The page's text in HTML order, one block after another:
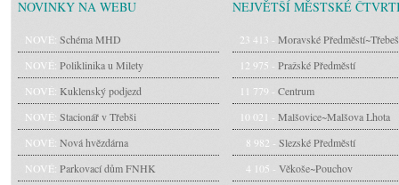
NOVINKY NA WEBU
NOVÉ: Schéma MHD
NOVÉ: Poliklinika u Milety
NOVÉ: Kuklenský podjezd
NOVÉ: Stacionář v Třebši
NOVÉ: Nová hvězdárna
NOVÉ: Parkovací dům FNHK
NEJVĚTŠÍ MĚSTSKÉ
23 413 - Moravské Předměstí~Třebeš
12 975 - Pražské Předměstí
11 779 - Centrum
10 021 - Malšovice~Malšova Lhota
8 982 - Slezské Předměstí
4 105 - Věkoše~Pouchov